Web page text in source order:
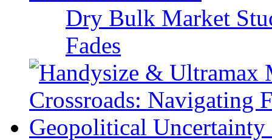
Dry Bulk Market
Fades